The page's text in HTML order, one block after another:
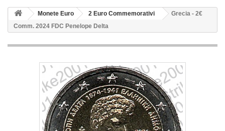
Monete Euro 2 Euro Commemorativi
Grecia - 2€
Comm. 2024 FDC Penelope Delta